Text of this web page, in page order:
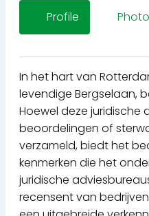
Profile
In het hart van
levendige Bergselaan,
Hoewel deze juridische
beoordelingen of
verzameld, biedt het
kenmerken die het
juridische
recensent van